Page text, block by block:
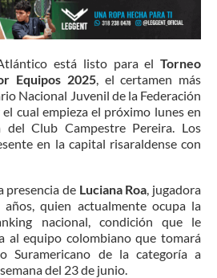
está listo para el Torneo
Equipos 2025, el certamen más
Nacional Juvenil de la Federación
cual empieza el próximo lunes en
del Club Campestre Pereira. Los
en la capital risaraldense con
presencia de Luciana Roa , jugadora
quien actualmente ocupa la
nacional, condición que le
al equipo colombiano que tomará
Suramericano de la categoría a
del 23 de junio.